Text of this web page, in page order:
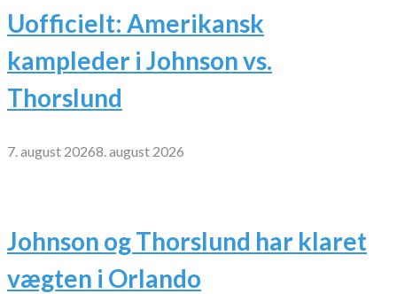
Uofficielt: Amerikansk
kampleder i Johnson vs.
Thorslund
7. august 20268. august 2026
Johnson og Thorslund har klaret
vægten i Orlando